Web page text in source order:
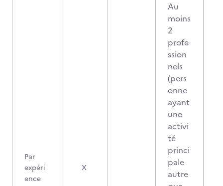
Par
expéri
ence
X
Au
moins
2
profe
ssion
nels
(pers
onne
ayant
une
activi
té
princi
pale
autre